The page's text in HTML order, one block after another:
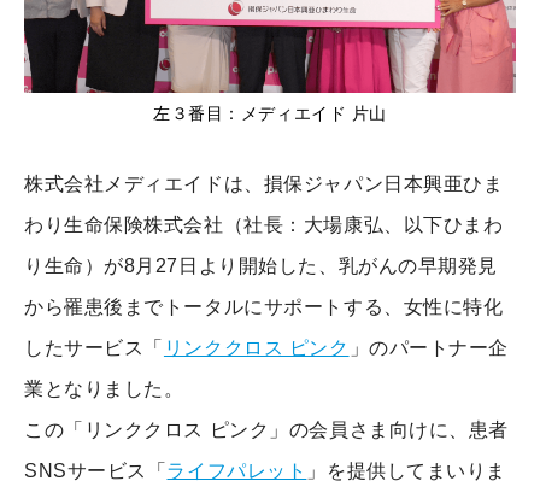
左３番目：メディエイド 片山
株式会社メディエイドは、損保ジャパン日本興亜ひま
わり生命保険株式会社（社長：大場康弘、以下ひまわ
り生命）が8月27日より開始した、乳がんの早期発見
から罹患後までトータルにサポートする、女性に特化
したサービス「 リンククロス ピンク 」のパートナー企
業となりました。
この「リンククロス ピンク」の会員さま向けに、患者
SNSサービス「 ライフパレット 」を提供してまいりま